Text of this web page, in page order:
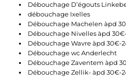
Débouchage D’égouts
débouchage Ixelles
Débouchage Machelen àpd
Débouchage Nivelles àpd 30€-
Débouchage Wavre àpd 30€-
Débouchage wc Anderlecht
Débouchage Zaventem àpd
Débouchage Zellik- àpd 30€-